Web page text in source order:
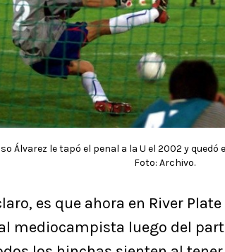
Álvarez le tapó el penal a la U el 2002 y
Foto: Archivo.
es que ahora en River
mediocampista luego del